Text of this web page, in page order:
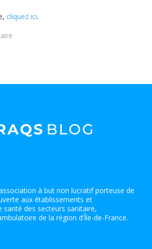
cliquez ici.
à but non lucratif porteuse de
aux établissements et
santé des secteurs sanitaire,
de la région d’Île-de-France.